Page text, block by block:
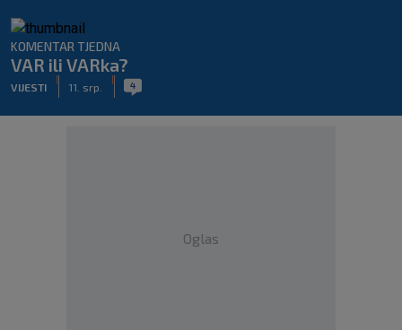
KOMENTAR TJEDNA
VAR ili VARka?
VIJESTI 11. srp. 4
Oglas